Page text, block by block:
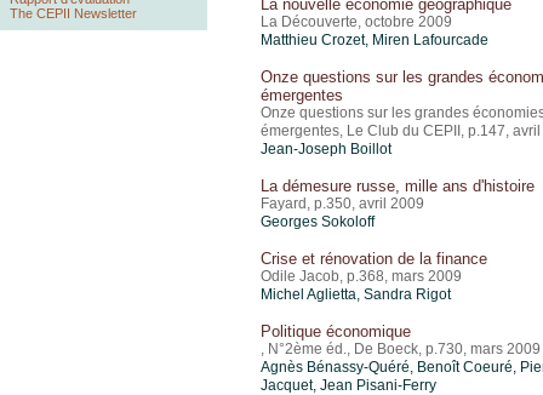
The CEPII Newsletter
La nouvelle économie géographique
La Découverte, octobre 2009
Matthieu Crozet, Miren Lafourcade
Onze questions sur les grandes
émergentes
Onze questions sur les grandes
émergentes, Le Club du CEPII, p.147,
Jean-Joseph Boillot
La démesure russe, mille ans d'histoire
Fayard, p.350, avril 2009
Georges Sokoloff
Crise et rénovation de la finance
Odile Jacob, p.368, mars 2009
Michel Aglietta, Sandra Rigot
Politique économique
, N°2ème éd., De Boeck, p.730, mars 2009
Agnès Bénassy-Quéré, Benoît Coeuré,
Jacquet, Jean Pisani-Ferry